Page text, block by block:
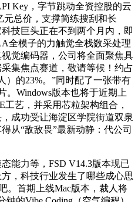
Key，字节跳动全资控股的云
元总价，支撑简练搜刮和长
技巨头正在不到两个月内，即
全模子的力触觉全栈数采处理
觉编码器，公司将全面聚焦具
集焦点赛道，敬请等候！约占
）的23%。”同时配了一张带有
。Windows版本也将于近期上
艺，并采用芯粒架构组合，
成功受让海淀区学院街道双泉
从“敌敌畏”最新动静：代公司
力等，FSD V14.3版本现已
，科技行业发生了哪些成心思
。首期上线Mac版本，裁人将